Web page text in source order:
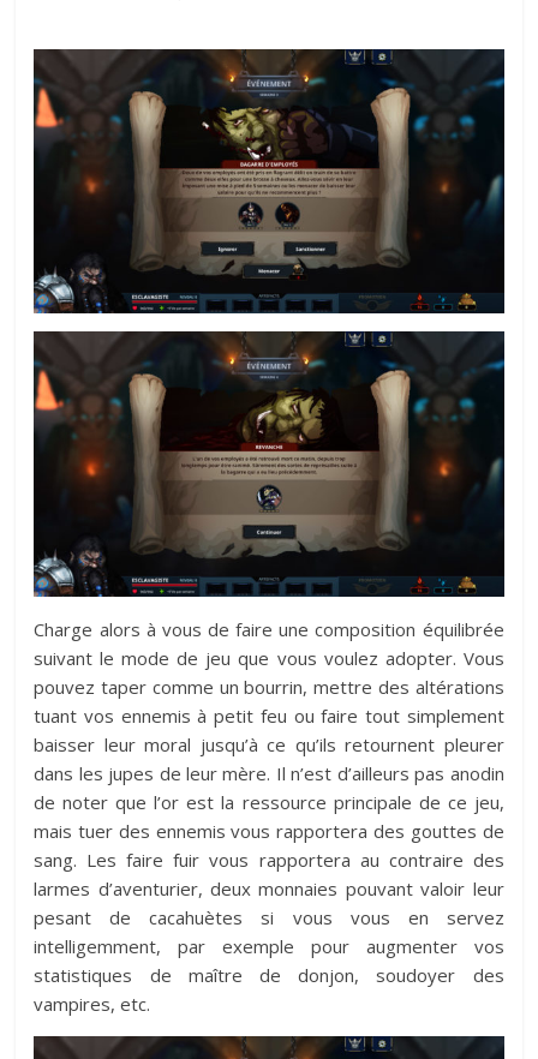
Charge alors à vous de faire une composition équilibrée
suivant le mode de jeu que vous voulez adopter. Vous
pouvez taper comme un bourrin, mettre des altérations
tuant vos ennemis à petit feu ou faire tout simplement
baisser leur moral jusqu’à ce qu’ils retournent pleurer
dans les jupes de leur mère. Il n’est d’ailleurs pas anodin
de noter que l’or est la ressource principale de ce jeu,
mais tuer des ennemis vous rapportera des gouttes de
sang. Les faire fuir vous rapportera au contraire des
larmes d’aventurier, deux monnaies pouvant valoir leur
pesant de cacahuètes si vous vous en servez
intelligemment, par exemple pour augmenter vos
statistiques de maître de donjon, soudoyer des
vampires, etc.